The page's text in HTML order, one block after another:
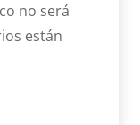
no será
están